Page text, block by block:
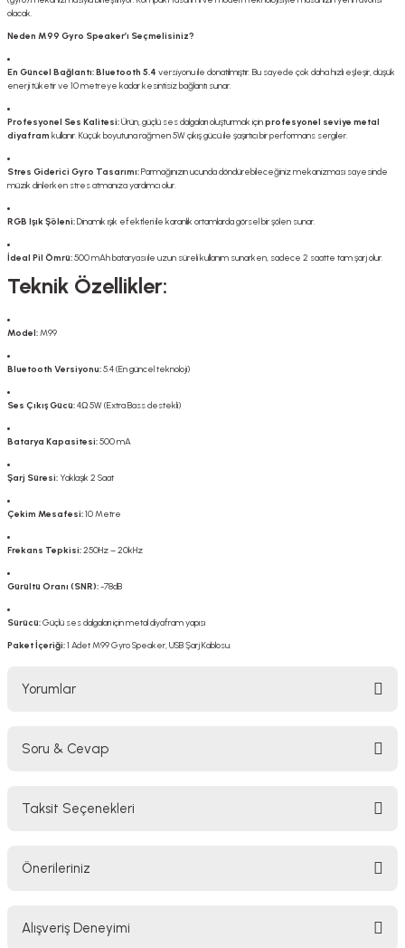
olacak.
Neden M99 Gyro Speaker’ı Seçmelisiniz?
En Güncel Bağlantı:Bluetooth 5.4 versiyonu ile donatılmıştır. Bu sayede çok daha hızlı eşleşir, düşük
enerji tüketir ve 10 metreye kadar kesintisiz bağlantı sunar.
Profesyonel Ses Kalitesi:Ürün, güçlü ses dalgaları oluşturmak içinprofesyonel seviye metal
diyafram kullanır. Küçük boyutuna rağmen 5W çıkış gücü ile şaşırtıcı bir performans sergiler.
Stres Giderici Gyro Tasarımı:Parmağınızın ucunda döndürebileceğiniz mekanizması sayesinde
müzik dinlerken stres atmanıza yardımcı olur.
RGB Işık Şöleni:Dinamik ışık efektleri ile karanlık ortamlarda görsel bir şölen sunar.
İdeal Pil Ömrü:500 mAh bataryası ile uzun süreli kullanım sunarken, sadece 2 saatte tam şarj olur.
Teknik Özellikler:
Model:M99
Bluetooth Versiyonu:5.4 (En güncel teknoloji)
Ses Çıkış Gücü:4Ω 5W (Extra Bass destekli)
Batarya Kapasitesi:500 mA
Şarj Süresi: Yaklaşık 2 Saat
Çekim Mesafesi:10 Metre
Frekans Tepkisi:250Hz – 20kHz
Gürültü Oranı (SNR):-78dB
Sürücü:Güçlü ses dalgaları için metal diyafram yapısı
Paket İçeriği:1 Adet M99 Gyro Speaker, USB Şarj Kablosu.
Yorumlar
Soru & Cevap
Taksit Seçenekleri
Önerileriniz
yetersiz gördüğünüz noktaları öneri formunu kullanarak tarafımıza
Alışveriş Deneyimi